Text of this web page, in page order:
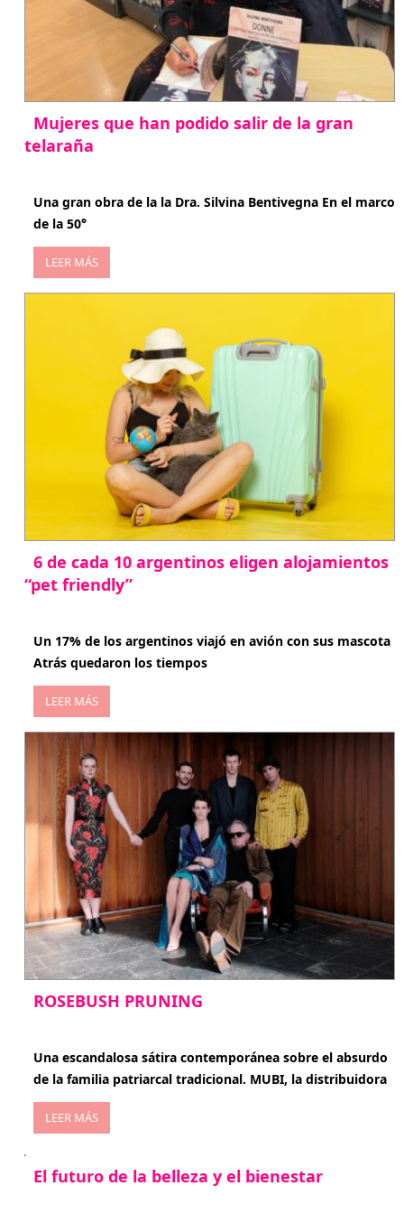
Mujeres que han podido salir de la gran
telaraña
Una gran obra de la la Dra. Silvina Bentivegna En el marco
de la 50°
LEER MÁS
6 de cada 10 argentinos eligen alojamientos
“pet friendly”
Un 17% de los argentinos viajó en avión con sus mascota
Atrás quedaron los tiempos
LEER MÁS
ROSEBUSH PRUNING
Una escandalosa sátira contemporánea sobre el absurdo
de la familia patriarcal tradicional. MUBI, la distribuidora
LEER MÁS
El futuro de la belleza y el bienestar